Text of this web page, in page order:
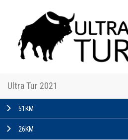
Ultra Tur 2021
51KM
26KM